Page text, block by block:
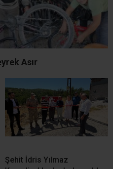
Asır
Şehit İdris Yılmaz